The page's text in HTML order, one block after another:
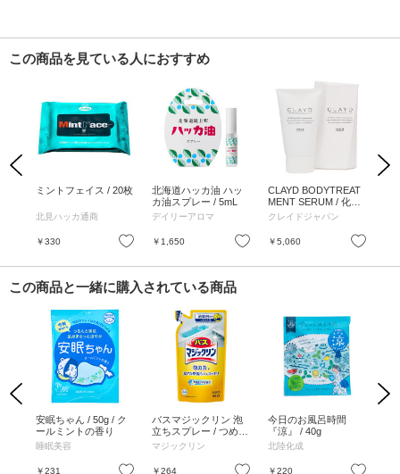
この商品を見ている人におすすめ
Previous
お気に入り
ミントフェイス / 20枚
北見ハッカ通商
￥330 お気に入り
北海道ハッカ油 ハッ
カ油スプレー / 5mL
デイリーアロマ
￥1,650 お気に入り
CLAYD BODYTREAT
MENT SERUM / 化粧
箱入り / 100g
クレイドジャパン
￥5,060
Next
この商品と一緒に購入されている商品
Previous
お気に入り
安眠ちゃん / 50g / ク
ールミントの香り
睡眠美容
￥231 お気に入り
バスマジックリン 泡
立ちスプレー / つめか
え用 / 300ml
マジックリン
￥264 お気に入り
今日のお風呂時間
『涼』 / 40g
北陸化成
￥220
Next